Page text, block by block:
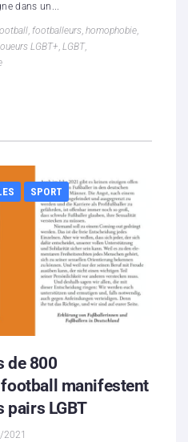
dans un...
, footballeurs, homophobie,
LGBT+, LGBT,
SPORT
de 800
manifestent
pairs LGBT